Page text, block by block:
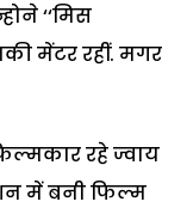
‘‘मिस
मेंटर रहीं. मगर
रहे ज्वाय
में बनी फिल्म